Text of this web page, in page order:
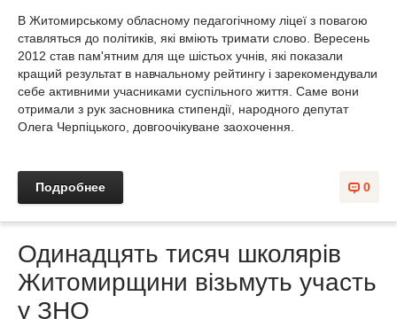
В Житомирському обласному педагогічному ліцеї з повагою
ставляться до політиків, які вміють тримати слово. Вересень
2012 став пам'ятним для ще шістьох учнів, які показали
кращий результат в навчальному рейтингу і зарекомендували
себе активними учасниками суспільного життя. Саме вони
отримали з рук засновника стипендії, народного депутат
Олега Черпіцького, довгоочікуване заохочення.
0
Подробнее
Одинадцять тисяч школярів
Житомирщини візьмуть участь
у ЗНО